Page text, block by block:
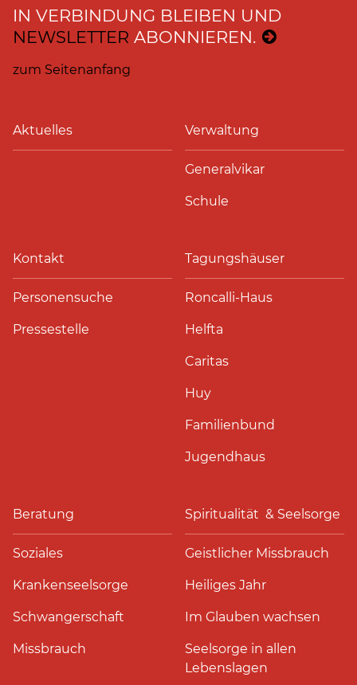
IN VERBINDUNG BLEIBEN UND
NEWSLETTER ABONNIEREN.
zum Seitenanfang
Aktuelles Verwaltung
Generalvikar
Schule
Kontakt
Personensuche
Pressestelle
Tagungshäuser
Roncalli-Haus
Helfta
Caritas
Huy
Familienbund
Jugendhaus
Beratung
Soziales
Krankenseelsorge
Schwangerschaft
Missbrauch
Spiritualität & Seelsorge
Geistlicher Missbrauch
Heiliges Jahr
Im Glauben wachsen
Seelsorge in allen
Lebenslagen